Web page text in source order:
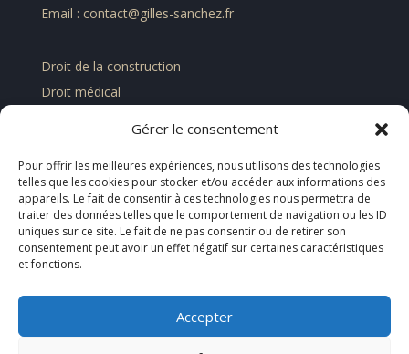
Gérer le consentement
Pour offrir les meilleures expériences, nous utilisons des technologies
telles que les cookies pour stocker et/ou accéder aux informations des
appareils. Le fait de consentir à ces technologies nous permettra de
traiter des données telles que le comportement de navigation ou les ID
uniques sur ce site. Le fait de ne pas consentir ou de retirer son
consentement peut avoir un effet négatif sur certaines caractéristiques
et fonctions.
Accepter
Email : contact@gilles-sanchez.fr
Droit de la construction
Droit médical
Droit pénal économique et financier
À propos
Actualités
Contact
Mentions légales
Politique de confidentialité